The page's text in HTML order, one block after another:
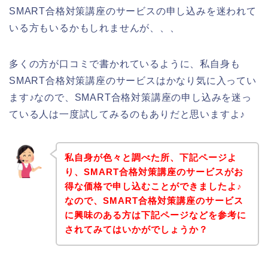
SMART合格対策講座のサービスの申し込みを迷われて
いる方もいるかもしれませんが、、、
多くの方が口コミで書かれているように、私自身も
SMART合格対策講座のサービスはかなり気に入ってい
ます♪なので、SMART合格対策講座の申し込みを迷っ
ている人は一度試してみるのもありだと思いますよ♪
私自身が色々と調べた所、下記ページよ
り、SMART合格対策講座のサービスがお
得な価格で申し込むことができましたよ♪
なので、SMART合格対策講座のサービス
に興味のある方は下記ページなどを参考に
されてみてはいかがでしょうか？